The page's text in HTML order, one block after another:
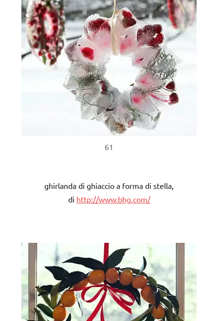
61
ghirlanda di ghiaccio a forma di stella,
di http://www.bhg.com/